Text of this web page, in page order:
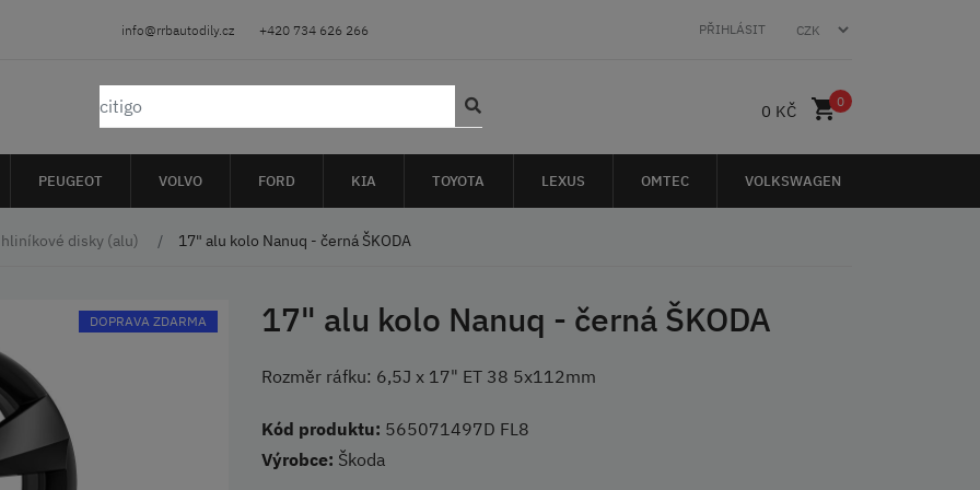
info@rrbautodily.cz +420 734 626 266 PŘIHLÁSIT
0 KČ 0
PEUGEOT VOLVO FORD KIA TOYOTA LEXUS OMTEC VOLKSWAGEN
disky (alu) 17" alu kolo Nanuq - černá ŠKODA
DOPRAVA ZDARMA 17" alu kolo Nanuq - černá ŠKODA
Rozměr ráfku: 6,5J x 17" ET 38 5x112mm
Kód produktu: 565071497D FL8
Výrobce: Škoda